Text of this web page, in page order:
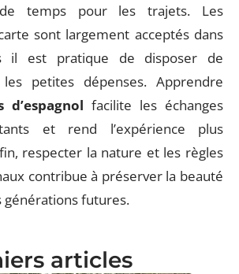
temps pour les trajets. Les
sont largement acceptés dans
il est pratique de disposer de
petites dépenses. Apprendre
facilite les échanges
et rend l’expérience plus
respecter la nature et les règles
contribue à préserver la beauté
générations futures.
articles